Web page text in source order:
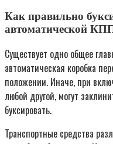
Как правильно
автоматической
Существует одно общее
автоматическая коробка
положении. Иначе, при
любой другой, могут
буксировать.
Транспортные средства